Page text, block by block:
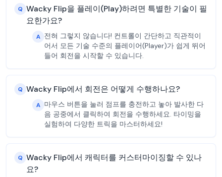
Q Wacky Flip을 플레이(Play)하려면 특별한 기술이 필
요한가요?
A 전혀 그렇지 않습니다! 컨트롤이 간단하고 직관적이
어서 모든 기술 수준의 플레이어(Player)가 쉽게 뛰어
들어 회전을 시작할 수 있습니다.
Q Wacky Flip에서 회전은 어떻게 수행하나요?
A 마우스 버튼을 눌러 점프를 충전하고 놓아 발사한 다
음 공중에서 클릭하여 회전을 수행하세요. 타이밍을
실험하여 다양한 트릭을 마스터하세요!
Q Wacky Flip에서 캐릭터를 커스터마이징할 수 있나
요?